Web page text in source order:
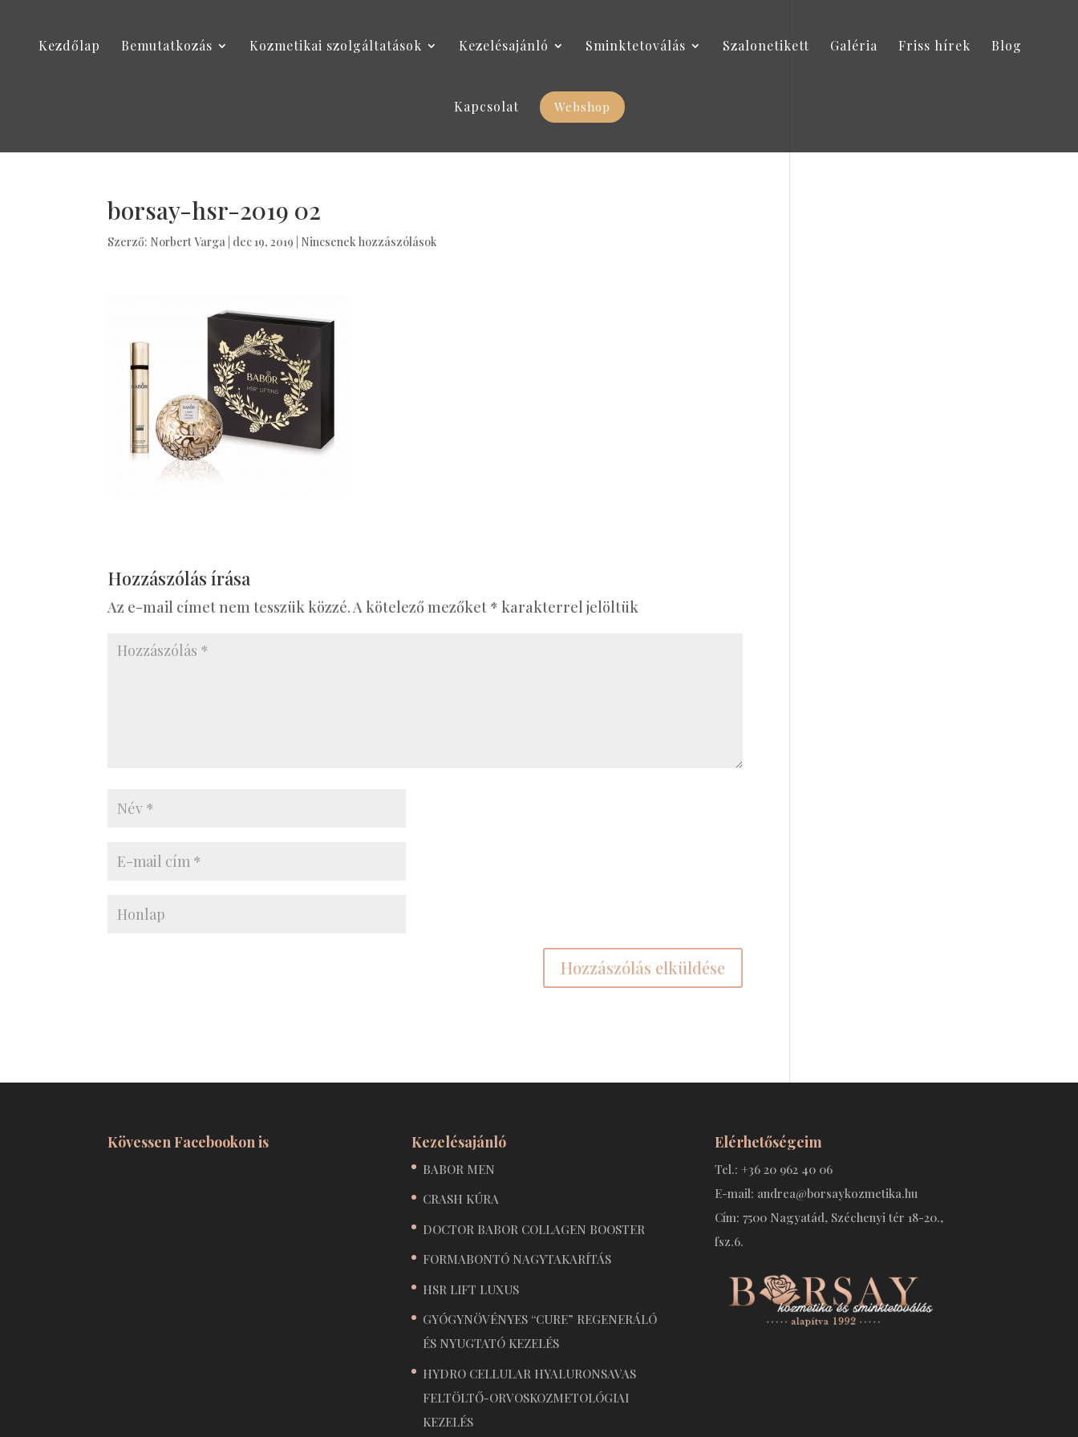
Kezdőlap Bemutatkozás Kozmetikai szolgáltatások Kezelésajánló Sminktetoválás Szalonetikett Galéria Friss hírek Blog
Kapcsolat Webshop
borsay-hsr-2019 02
Szerző: Norbert Varga dec 19, 2019 Nincsenek hozzászólások
Hozzászólás írása
Az e-mail címet nem tesszük közzé.A kötelező mezőket * karakterrel jelöltük
Kövessen Facebookon is Kezelésajánló
BABOR MEN
CRASH KÚRA
DOCTOR BABOR COLLAGEN BOOSTER
FORMABONTÓ NAGYTAKARÍTÁS
HSR LIFT LUXUS
GYÓGYNÖVÉNYES “CURE” REGENERÁLÓ
ÉS NYUGTATÓ KEZELÉS
HYDRO CELLULAR HYALURONSAVAS
FELTÖLTŐ-ORVOSKOZMETOLÓGIAI
KEZELÉS
Elérhetőségeim
Tel.: +36 20 962 40 06
E-mail: andrea@borsaykozmetika.hu
Cím: 7500 Nagyatád, Széchenyi tér 18-20.,
fsz.6.